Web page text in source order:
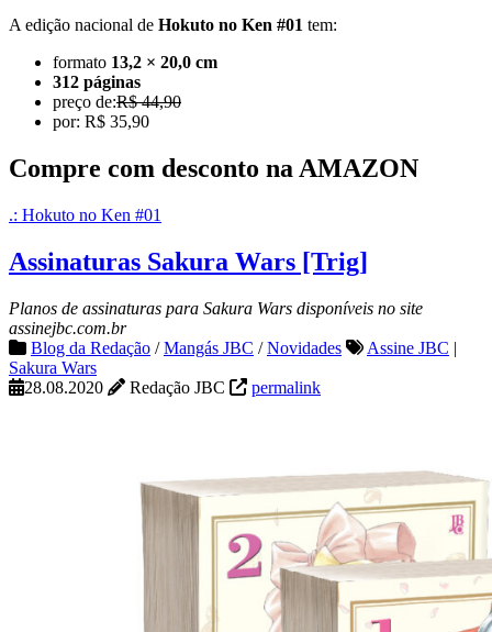
A edição nacional de Hokuto no Ken #01 tem:
formato 13,2 × 20,0 cm
312 páginas
preço de:R$ 44,90
por: R$ 35,90
Compre com desconto na AMAZON
.: Hokuto no Ken #01
Assinaturas Sakura Wars [Trig]
Planos de assinaturas para Sakura Wars disponíveis no site
assinejbc.com.br
Blog da Redação /Mangás JBC /Novidades Assine JBC |
Sakura Wars
28.08.2020
Redação JBC permalink